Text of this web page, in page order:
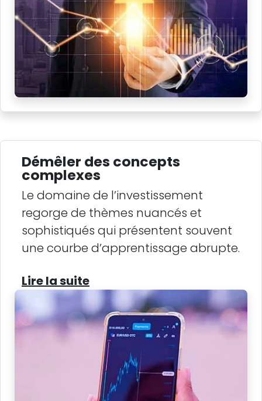
Démêler des concepts
complexes
Le domaine de l’investissement
regorge de thèmes nuancés et
sophistiqués qui présentent souvent
une courbe d’apprentissage abrupte.
Lire la suite